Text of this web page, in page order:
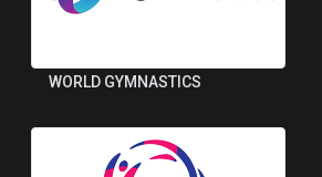
WORLD GYMNASTICS